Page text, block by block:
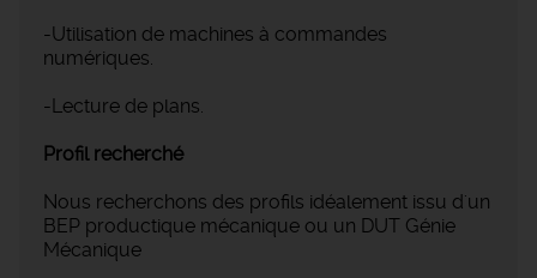
-Utilisation de machines à commandes
numériques.
-Lecture de plans.
Profil recherché
Nous recherchons des profils idéalement issu d'un
BEP productique mécanique ou un DUT Génie
Mécanique